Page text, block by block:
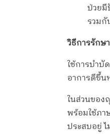
ป่วยมี
รวมกั
วิธีการรักษ
ใช้การบำบั
อาการดีขึ้น
ในส่วนของ
พร้อมใช้ภา
ประสบอยู่